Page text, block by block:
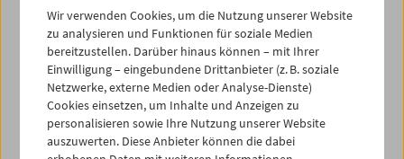
So 17.6.
PROGRAMM ÜBERBLICK
Wir verwenden Cookies, um die Nutzung unserer Website
zu analysieren und Funktionen für soziale Medien
bereitzustellen. Darüber hinaus können – mit Ihrer
Einwilligung – eingebundene Drittanbieter (z. B. soziale
Netzwerke, externe Medien oder Analyse-Dienste)
Cookies einsetzen, um Inhalte und Anzeigen zu
personalisieren sowie Ihre Nutzung unserer Website
auszuwerten. Diese Anbieter können die dabei